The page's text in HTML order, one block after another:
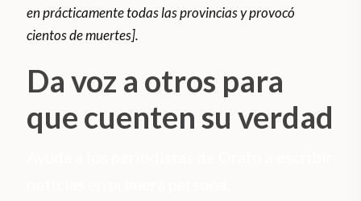
en prácticamente todas las provincias y provocó
cientos de muertes].
Da voz a otros para
que cuenten su verdad